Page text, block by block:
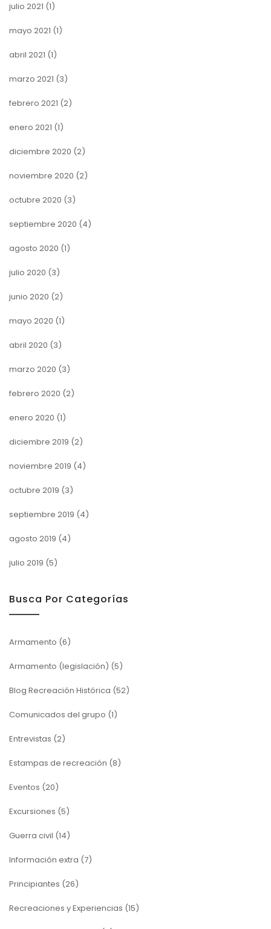
julio 2021 (1)
mayo 2021 (1)
abril 2021 (1)
marzo 2021 (3)
febrero 2021 (2)
enero 2021 (1)
diciembre 2020 (2)
noviembre 2020 (2)
octubre 2020 (3)
septiembre 2020 (4)
agosto 2020 (1)
julio 2020 (3)
junio 2020 (2)
mayo 2020 (1)
abril 2020 (3)
marzo 2020 (3)
febrero 2020 (2)
enero 2020 (1)
diciembre 2019 (2)
noviembre 2019 (4)
octubre 2019 (3)
septiembre 2019 (4)
agosto 2019 (4)
julio 2019 (5)
Busca Por Categorías
Armamento (6)
Armamento (legislación) (5)
Blog Recreación Histórica (52)
Comunicados del grupo (1)
Entrevistas (2)
Estampas de recreación (8)
Eventos (20)
Excursiones (5)
Guerra civil (14)
Información extra (7)
Principiantes (26)
Recreaciones y Experiencias (15)